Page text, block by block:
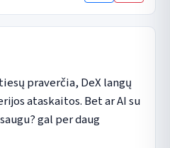
praverčia, DeX langų
ataskaitos. Bet ar AI su
gal per daug